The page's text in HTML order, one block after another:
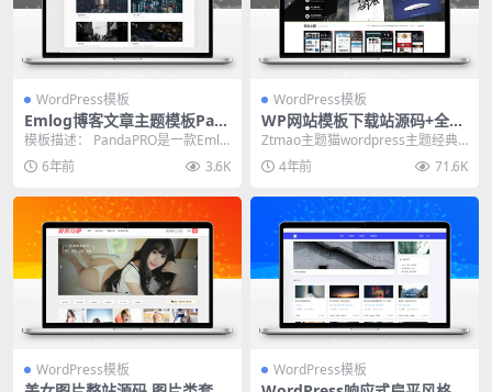
WordPress模板
Emlog博客文章主题模板Pan
daPRO 去除域名授权限制
模板描述： PandaPRO是一款Emlo
g博客的主题模板，从WordPress...
6年前 3.6K
WordPress模板
WP网站模板下载站源码+全局
SEO功能设定 WordPress主
题猫模板
Ztmao主题猫wordpress主题经典
失传版/WP网站模板站源码+全局SE
O...4年前 71.6K
WordPress模板 WordPress模板